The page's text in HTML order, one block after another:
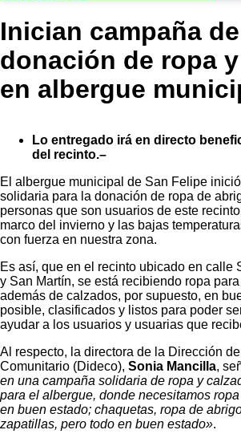
Inician campaña de
donación de ropa
en albergue
Lo entregado irá en directo
del recinto.–
El albergue municipal de San Felipe
solidaria para la donación de ropa de
personas que son usuarios de este
marco del invierno y las bajas
con fuerza en nuestra zona.
Es así, que en el recinto ubicado en calle
y San Martín, se está recibiendo ropa
además de calzados, por supuesto, en
posible, clasificados y listos para poder
ayudar a los usuarios y usuarias que
Al respecto, la directora de la Dirección
Comunitario (Dideco), Sonia Mancilla,
en una campaña solidaria de ropa y
para el albergue, donde necesitamos
en buen estado; chaquetas, ropa de
zapatillas, pero todo en buen estado».